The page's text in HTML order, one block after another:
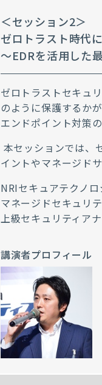
＜セッション2＞
ゼロトラスト時代
～EDRを活用した
ゼロトラストセキュ
のように保護するか
エンドポイント対策
本セッションでは、
イントやマネージド
NRIセキュアテクノ
マネージドセキュリ
上級セキュリティア
講演者プロフィール